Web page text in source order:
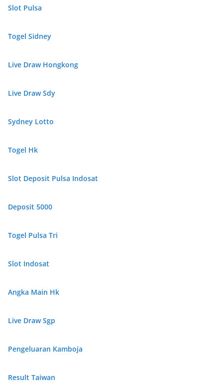
Slot Pulsa
Togel Sidney
Live Draw Hongkong
Live Draw Sdy
Sydney Lotto
Togel Hk
Slot Deposit Pulsa Indosat
Deposit 5000
Togel Pulsa Tri
Slot Indosat
Angka Main Hk
Live Draw Sgp
Pengeluaran Kamboja
Result Taiwan